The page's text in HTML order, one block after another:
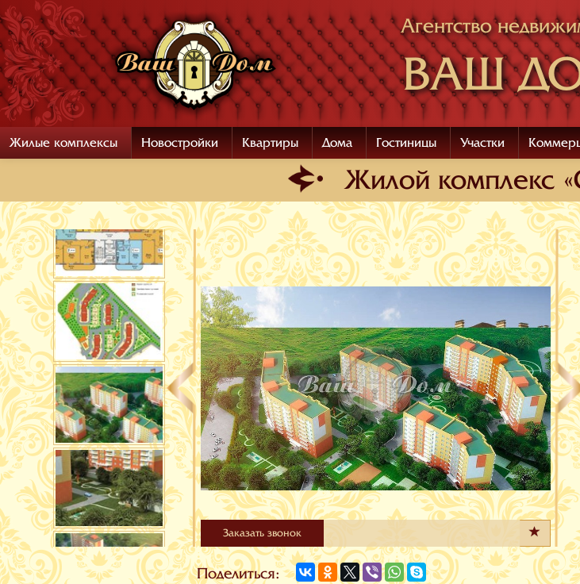
Агентство
ВАШ
Жилые комплексы Новостройки Квартиры Дома Гостиницы Участки
Жилой комплекс
Заказать звонок
Поделиться: